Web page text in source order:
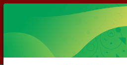
Vážení zákazníci, v termínu od 8. 8.
důvodu čerpání dovolené probíhat
provoz e-shopu
uhrazené do čtvrtka 6. 8. 2026 budou
Objednávky přijaté, nebo uhrazené od
2026 budou postupně expedovány od
pochopení